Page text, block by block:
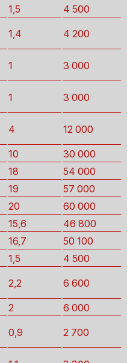
1,5
4 500
1,4 4 200
1 3 000
1 3 000
4 12 000
10
30 000
18
54 000
19
57 000
20
60 000
15,6
46 800
16,7
50 100
1,5
4 500
2,2 6 600
2
6 000
0,9 2 700